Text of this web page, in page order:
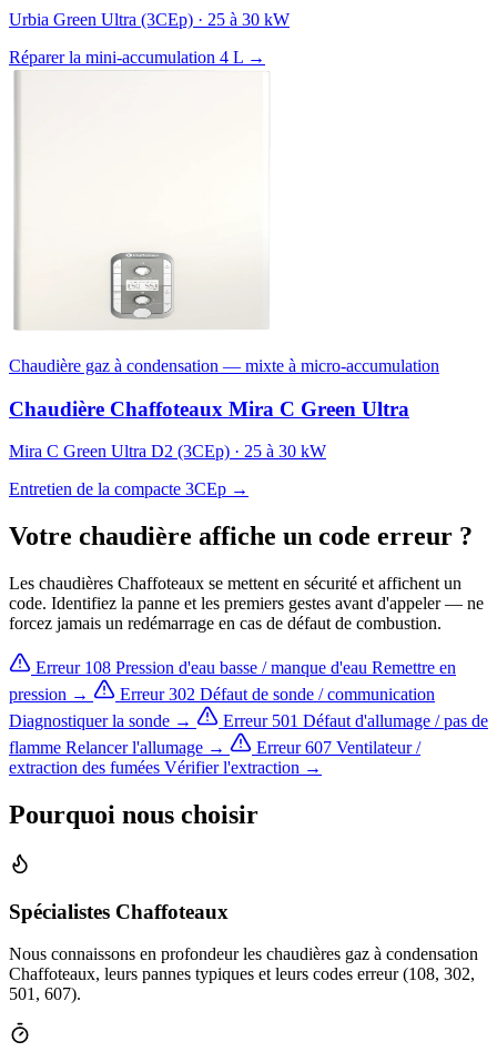
Urbia Green Ultra (3CEp) · 25 à 30 kW
Réparer la mini-accumulation 4 L →
Chaudière gaz à condensation — mixte à micro-accumulation
Chaudière Chaffoteaux Mira C Green Ultra
Mira C Green Ultra D2 (3CEp) · 25 à 30 kW
Entretien de la compacte 3CEp →
Votre chaudière affiche un code erreur ?
Les chaudières Chaffoteaux se mettent en sécurité et affichent un
code. Identifiez la panne et les premiers gestes avant d'appeler — ne
forcez jamais un redémarrage en cas de défaut de combustion.
Erreur 108 Pression d'eau basse / manque d'eau Remettre en
pression →
Erreur 302 Défaut de sonde / communication
Diagnostiquer la sonde →
Erreur 501 Défaut d'allumage / pas de
flamme Relancer l'allumage → Erreur 607 Ventilateur /
extraction des fumées Vérifier l'extraction →
Pourquoi nous choisir
Spécialistes Chaffoteaux
Nous connaissons en profondeur les chaudières gaz à condensation
Chaffoteaux, leurs pannes typiques et leurs codes erreur (108, 302,
501, 607).